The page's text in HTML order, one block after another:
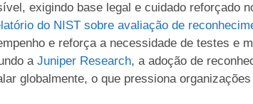
exigindo base legal e cuidado reforçado
do NIST sobre avaliação de
e reforça a necessidade de testes e
a Juniper Research, a adoção de
globalmente, o que pressiona